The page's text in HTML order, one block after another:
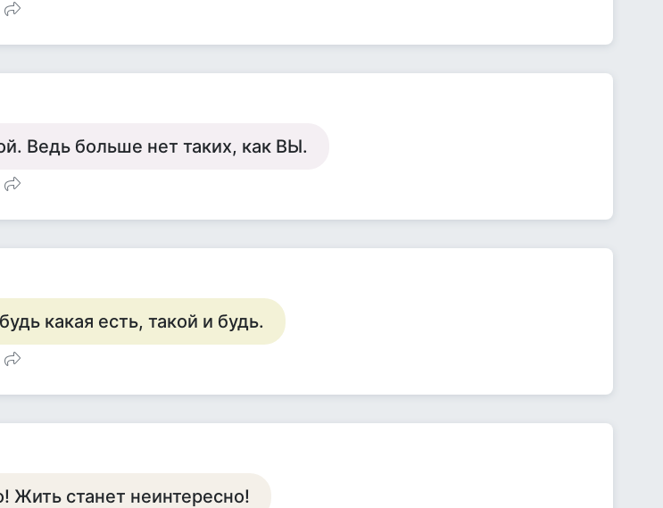
Ведь больше нет таких, как ВЫ.
какая есть, такой и будь.
Жить станет неинтересно!